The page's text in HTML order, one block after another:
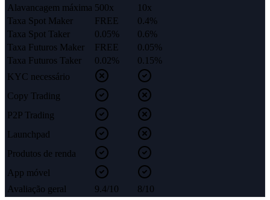
Alavancagem máxima 500x
10x
Taxa Spot Maker
FREE
0.4%
Taxa Spot Taker
0.05%
0.6%
Taxa Futuros Maker
FREE
0.05%
Taxa Futuros Taker
0.02%
0.15%
KYC necessário
Copy Trading
P2P Trading
Launchpad
Produtos de renda
App móvel
Avaliação geral
9.4/10 8/10